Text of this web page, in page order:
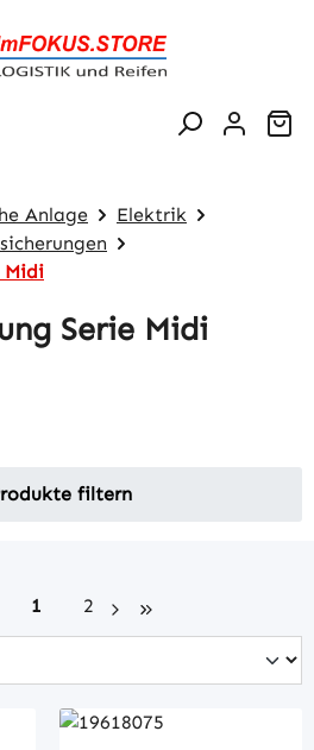
Anlage
Elektrik
Midi
Serie Midi
filtern
Seite
1 Seite
2